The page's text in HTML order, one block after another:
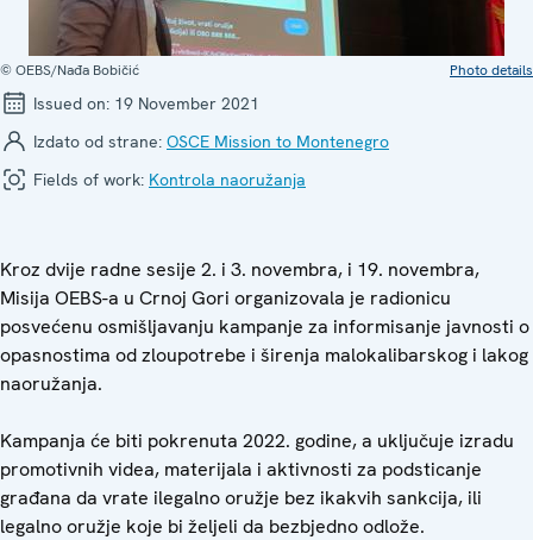
© OEBS/Nađa Bobičić Photo details
Issued on: 19 November 2021
Izdato od strane: OSCE Mission to Montenegro
Fields of work: Kontrola naoružanja
Kroz dvije radne sesije 2. i 3. novembra, i 19. novembra,
Misija OEBS-a u Crnoj Gori organizovala je radionicu
posvećenu osmišljavanju kampanje za informisanje javnosti o
opasnostima od zloupotrebe i širenja malokalibarskog i lakog
naoružanja.
Kampanja će biti pokrenuta 2022. godine, a uključuje izradu
promotivnih videa, materijala i aktivnosti za podsticanje
građana da vrate ilegalno oružje bez ikakvih sankcija, ili
legalno oružje koje bi željeli da bezbjedno odlože.